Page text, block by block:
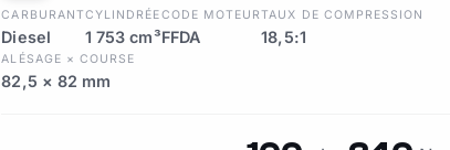
CARBURANT
Diesel
CYLINDRÉE
1 753 cm³
CODE MOTEUR
FFDA
TAUX DE COMPRESSION
18,5:1
ALÉSAGE × COURSE
82,5 × 82 mm